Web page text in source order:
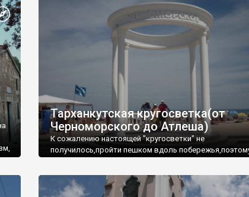
Тарханкутская кругосветка(от
Черноморского до Атлеша)
К сожалению настоящей "кругосветки" не
получилось,пройти пешком вдоль